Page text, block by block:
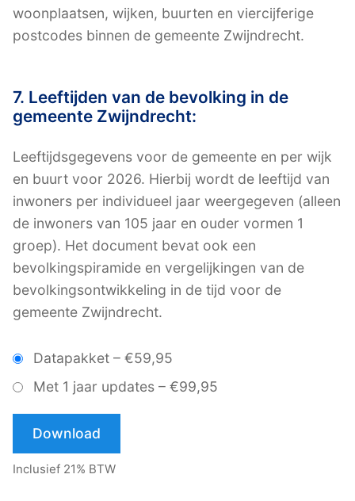
woonplaatsen, wijken, buurten en viercijferige
postcodes binnen de gemeente Zwijndrecht.
7. Leeftijden van de bevolking in de
gemeente Zwijndrecht:
Leeftijdsgegevens voor de gemeente en per wijk
en buurt voor 2026. Hierbij wordt de leeftijd van
inwoners per individueel jaar weergegeven (alleen
de inwoners van 105 jaar en ouder vormen 1
groep). Het document bevat ook een
bevolkingspiramide en vergelijkingen van de
bevolkingsontwikkeling in de tijd voor de
gemeente Zwijndrecht.
Datapakket – €59,95
Met 1 jaar updates – €99,95
Download
Inclusief 21% BTW